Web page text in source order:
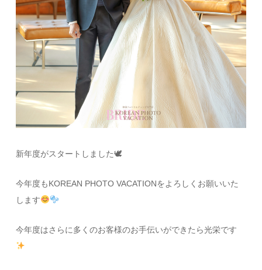
新年度がスタートしました🕊
今年度もKOREAN PHOTO VACATIONをよろしくお願いいた
します
今年度はさらに多くのお客様のお手伝いができたら光栄です